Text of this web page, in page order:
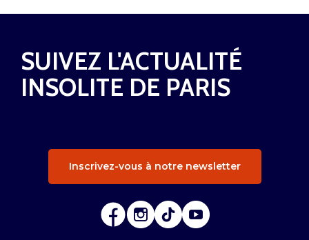
SUIVEZ L'ACTUALITÉ
INSOLITE DE PARIS
Inscrivez-vous à notre newsletter